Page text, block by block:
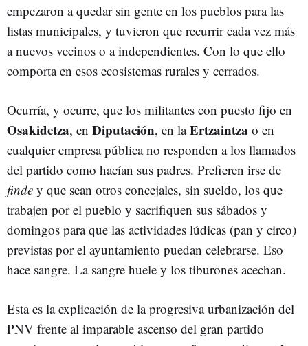
empezaron a quedar sin gente en los pueblos para las
listas municipales, y tuvieron que recurrir cada vez más
a nuevos vecinos o a independientes. Con lo que ello
comporta en esos ecosistemas rurales y cerrados.
Ocurría, y ocurre, que los militantes con puesto fijo en
Osakidetza, en Diputación, en laErtzaintza o en
cualquier empresa pública no responden a los llamados
del partido como hacían sus padres. Prefieren irse de
finde y que sean otros concejales, sin sueldo, los que
trabajen por el pueblo y sacrifiquen sus sábados y
domingos para que las actividades lúdicas (pan y circo)
previstas por el ayuntamiento puedan celebrarse. Eso
hace sangre. La sangre huele y los tiburones acechan.
Esta es la explicación de la progresiva urbanización del
PNV frente al imparable ascenso del gran partido